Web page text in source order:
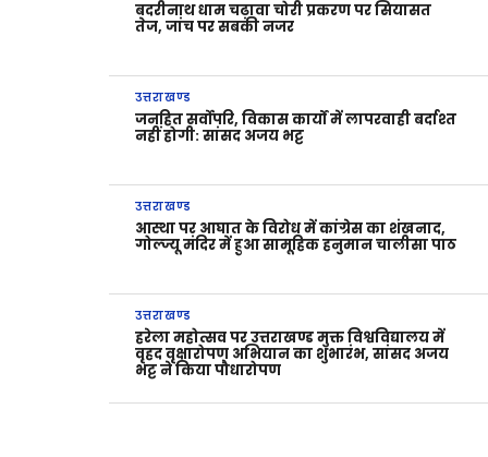
बदरीनाथ धाम चढ़ावा चोरी प्रकरण पर सियासत
तेज, जांच पर सबकी नजर
उत्तराखण्ड
जनहित सर्वोपरि, विकास कार्यों में लापरवाही बर्दाश्त
नहीं होगी: सांसद अजय भट्ट
उत्तराखण्ड
आस्था पर आघात के विरोध में कांग्रेस का शंखनाद,
गोल्ज्यू मंदिर में हुआ सामूहिक हनुमान चालीसा पाठ
उत्तराखण्ड
हरेला महोत्सव पर उत्तराखण्ड मुक्त विश्वविद्यालय में
वृहद वृक्षारोपण अभियान का शुभारंभ, सांसद अजय
भट्ट ने किया पौधारोपण